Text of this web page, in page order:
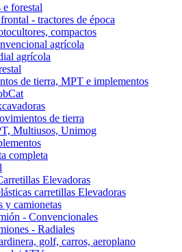
forestal
- tractores de época
compactos
agrícola
agrícola
de tierra, MPT e implementos
de tierra
Multiusos, Unimog
completa
Elevadoras
carretillas Elevadoras
y camionetas
- Convencionales
- Radiales
golf, carros, aeroplano